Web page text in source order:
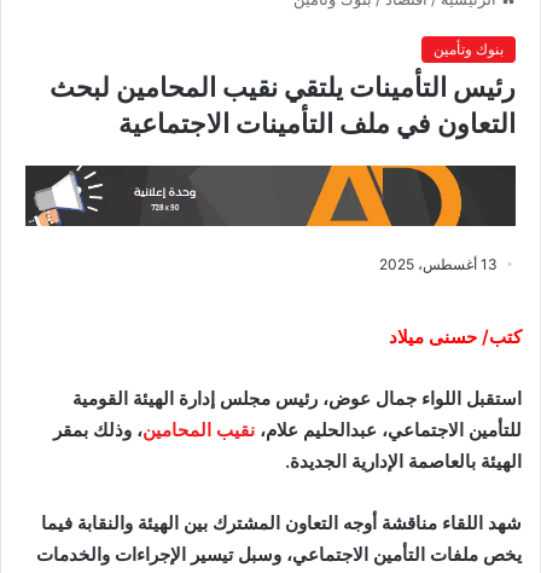
بنوك وتأمين
رئيس التأمينات يلتقي نقيب المحامين لبحث
التعاون في ملف التأمينات الاجتماعية
13 أغسطس، 2025
كتب/ حسنى ميلاد
استقبل اللواء جمال عوض، رئيس مجلس إدارة الهيئة القومية
للتأمين الاجتماعي، عبدالحليم علام، نقيب المحامين، وذلك بمقر
الهيئة بالعاصمة الإدارية الجديدة.
شهد اللقاء مناقشة أوجه التعاون المشترك بين الهيئة والنقابة فيما
يخص ملفات التأمين الاجتماعي، وسبل تيسير الإجراءات والخدمات